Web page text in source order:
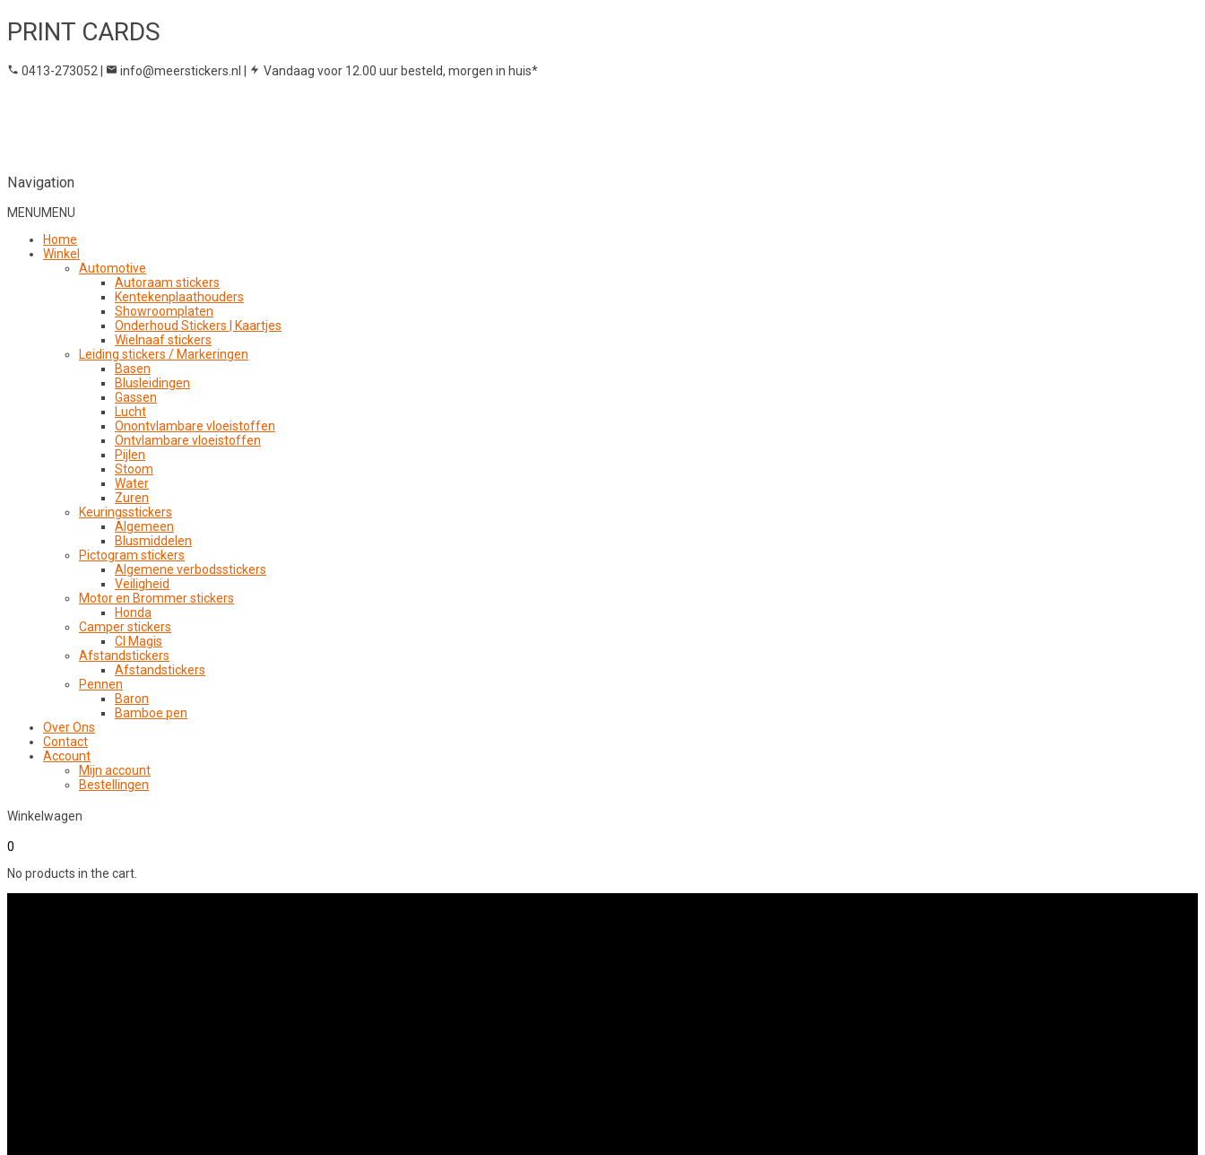
PRINT CARDS
0413-273052 | info@meerstickers.nl | Vandaag voor 12.00 uur besteld, morgen in huis*
Navigation
MENUMENU
Home
Winkel
Automotive
Autoraam stickers
Kentekenplaathouders
Showroomplaten
Onderhoud Stickers | Kaartjes
Wielnaaf stickers
Leiding stickers / Markeringen
Basen
Blusleidingen
Gassen
Lucht
Onontvlambare vloeistoffen
Ontvlambare vloeistoffen
Pijlen
Stoom
Water
Zuren
Keuringsstickers
Algemeen
Blusmiddelen
Pictogram stickers
Algemene verbodsstickers
Veiligheid
Motor en Brommer stickers
Honda
Camper stickers
CI Magis
Afstandstickers
Afstandstickers
Pennen
Baron
Bamboe pen
Over Ons
Contact
Account
Mijn account
Bestellingen
Winkelwagen
0
No products in the cart.